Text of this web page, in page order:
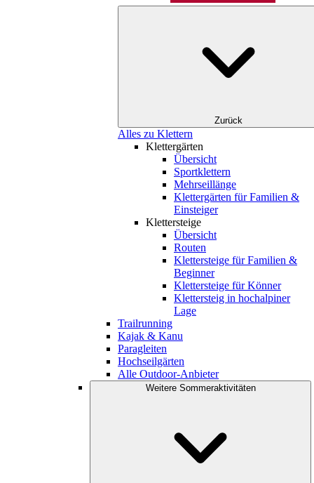
Zurück
Alles zu Klettern
Klettergärten
Übersicht
Sportklettern
Mehrseillänge
Klettergärten für Familien &
Einsteiger
Klettersteige
Übersicht
Routen
Klettersteige für Familien &
Beginner
Klettersteige für Könner
Klettersteig in hochalpiner
Lage
Trailrunning
Kajak & Kanu
Paragleiten
Hochseilgärten
Alle Outdoor-Anbieter
Weitere Sommeraktivitäten